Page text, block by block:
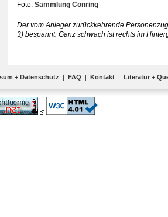
Foto: Sammlung Conring
Der vom Anleger zurückkehrende
3) bespannt. Ganz schwach ist rechts im
+ Datenschutz | FAQ | Kontakt | Literatur +